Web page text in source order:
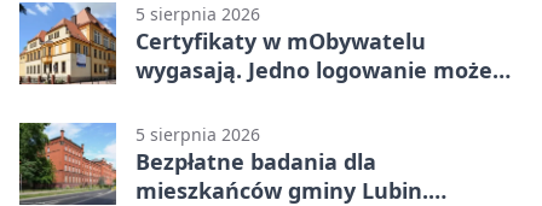
5 sierpnia 2026
Certyfikaty w mObywatelu
wygasają. Jedno logowanie może
5 sierpnia 2026
Bezpłatne badania dla
mieszkańców gminy Lubin.